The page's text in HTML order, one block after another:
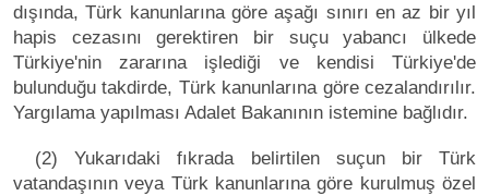
dışında, Türk kanunlarına göre aşağı sınırı en az bir yıl
hapis cezasını gerektiren bir suçu yabancı ülkede
Türkiye'nin zararına işlediği ve kendisi Türkiye'de
bulunduğu takdirde, Türk kanunlarına göre cezalandırılır.
Yargılama yapılması Adalet Bakanının istemine bağlıdır.
(2) Yukarıdaki fıkrada belirtilen suçun bir Türk
vatandaşının veya Türk kanunlarına göre kurulmuş özel